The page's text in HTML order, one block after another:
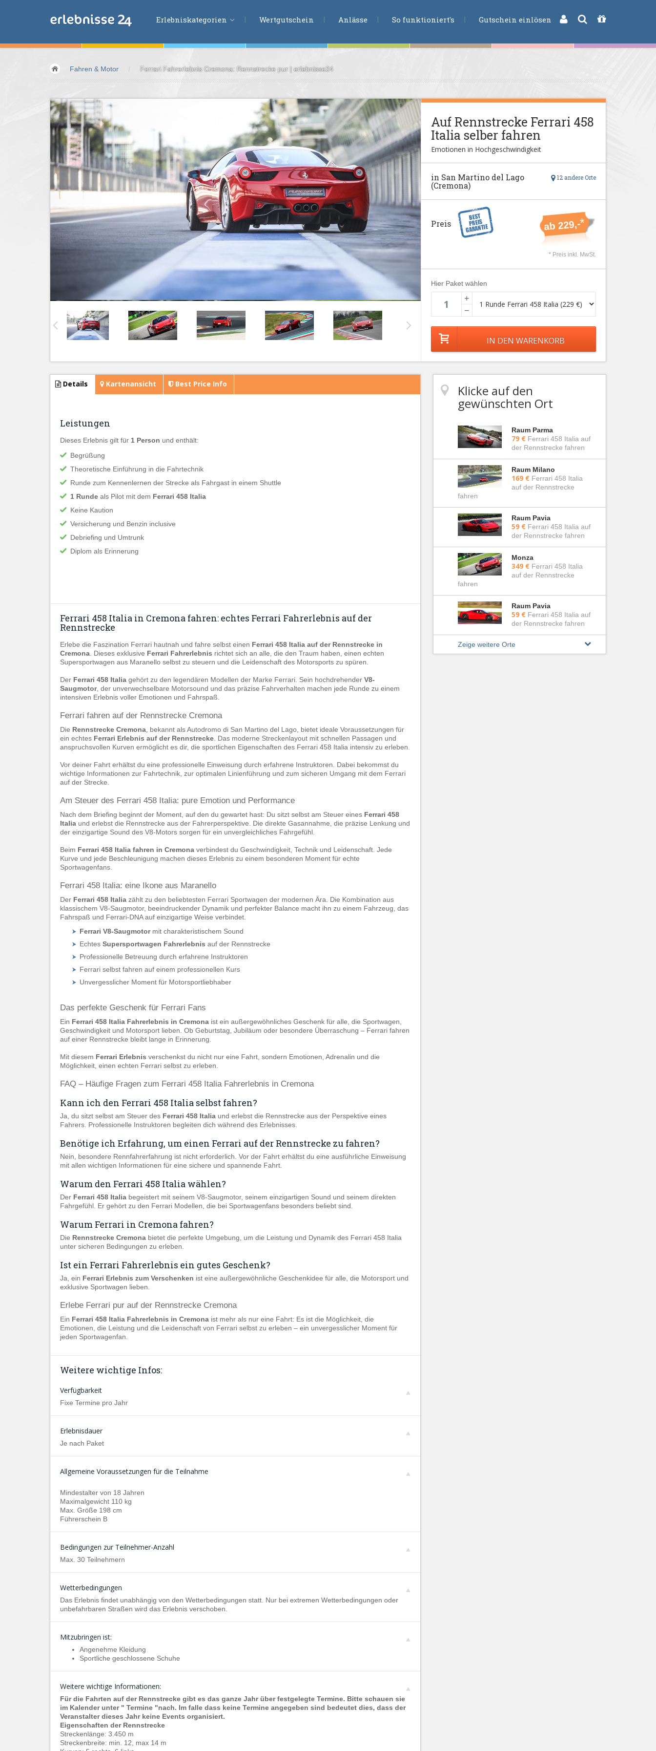
Erlebniskategorien
Fliegen &Gleiten
Wellness &Gesundheit
Wasser &Wind
Lifestyle &Phantasie
Kids &Family
Übernachtungen
Wertgutschein Anlässe So funktioniert's Gutschein einlösen
Fahren & Motor / Ferrari Fahrerlebnis Cremona: Rennstrecke pur | erlebnisse24
Auf Rennstrecke Ferrari 458
Italia selber fahren
Emotionen in Hochgeschwindigkeit
12 andere Orte
in San Martino del Lago
(Cremona)
ab 229,-*
Preis
* Preis inkl. MwSt.
Hier Paket wählen
+
−
Details Kartenansicht Best Price Info
Leistungen
Dieses Erlebnis gilt für 1 Person und enthält:
Begrüßung
Theoretische Einführung in die Fahrtechnik
Runde zum Kennenlernen der Strecke als Fahrgast in einem Shuttle
1 Runde als Pilot mit dem Ferrari 458 Italia
Keine Kaution
Versicherung und Benzin inclusive
Debriefing und Umtrunk
Diplom als Erinnerung
Ferrari 458 Italia in Cremona fahren: echtes Ferrari Fahrerlebnis auf der
Rennstrecke
Erlebe die Faszination Ferrari hautnah und fahre selbst einen Ferrari 458 Italia auf der Rennstrecke in
Cremona . Dieses exklusive Ferrari Fahrerlebnis richtet sich an alle, die den Traum haben, einen echten
Supersportwagen aus Maranello selbst zu steuern und die Leidenschaft des Motorsports zu spüren.
Der Ferrari 458 Italia gehört zu den legendären Modellen der Marke Ferrari. Sein hochdrehender V8-
Saugmotor, der unverwechselbare Motorsound und das präzise Fahrverhalten machen jede Runde zu einem
intensiven Erlebnis voller Emotionen und Fahrspaß.
Ferrari fahren auf der Rennstrecke Cremona
Die Rennstrecke Cremona , bekannt als Autodromo di San Martino del Lago, bietet ideale Voraussetzungen für
ein echtes Ferrari Erlebnis auf der Rennstrecke . Das moderne Streckenlayout mit schnellen Passagen und
anspruchsvollen Kurven ermöglicht es dir, die sportlichen Eigenschaften des Ferrari 458 Italia intensiv zu erleben.
Vor deiner Fahrt erhältst du eine professionelle Einweisung durch erfahrene Instruktoren. Dabei bekommst du
wichtige Informationen zur Fahrtechnik, zur optimalen Linienführung und zum sicheren Umgang mit dem Ferrari
auf der Strecke.
Am Steuer des Ferrari 458 Italia: pure Emotion und Performance
Nach dem Briefing beginnt der Moment, auf den du gewartet hast: Du sitzt selbst am Steuer eines Ferrari 458
Italia und erlebst die Rennstrecke aus der Fahrerperspektive. Die direkte Gasannahme, die präzise Lenkung und
der einzigartige Sound des V8-Motors sorgen für ein unvergleichliches Fahrgefühl.
Beim Ferrari 458 Italia fahren in Cremona verbindest du Geschwindigkeit, Technik und Leidenschaft. Jede
Kurve und jede Beschleunigung machen dieses Erlebnis zu einem besonderen Moment für echte
Sportwagenfans.
Ferrari 458 Italia: eine Ikone aus Maranello
Der Ferrari 458 Italia zählt zu den beliebtesten Ferrari Sportwagen der modernen Ära. Die Kombination aus
klassischem V8-Saugmotor, beeindruckender Dynamik und perfekter Balance macht ihn zu einem Fahrzeug, das
Fahrspaß und Ferrari-DNA auf einzigartige Weise verbindet.
Ferrari V8-Saugmotormit charakteristischem Sound
Echtes Supersportwagen Fahrerlebnis auf der Rennstrecke
Professionelle Betreuung durch erfahrene Instruktoren
Ferrari selbst fahren auf einem professionellen Kurs
Unvergesslicher Moment für Motorsportliebhaber
Das perfekte Geschenk für Ferrari Fans
Ein Ferrari 458 Italia Fahrerlebnis in Cremona ist ein außergewöhnliches Geschenk für alle, die Sportwagen,
Geschwindigkeit und Motorsport lieben. Ob Geburtstag, Jubiläum oder besondere Überraschung – Ferrari fahren
auf einer Rennstrecke bleibt lange in Erinnerung.
Mit diesem Ferrari Erlebnis verschenkst du nicht nur eine Fahrt, sondern Emotionen, Adrenalin und die
Möglichkeit, einen echten Ferrari selbst zu erleben.
FAQ – Häufige Fragen zum Ferrari 458 Italia Fahrerlebnis in Cremona
Kann ich den Ferrari 458 Italia selbst fahren?
Ja, du sitzt selbst am Steuer des Ferrari 458 Italia und erlebst die Rennstrecke aus der Perspektive eines
Fahrers. Professionelle Instruktoren begleiten dich während des Erlebnisses.
Benötige ich Erfahrung, um einen Ferrari auf der Rennstrecke zu fahren?
Nein, besondere Rennfahrerfahrung ist nicht erforderlich. Vor der Fahrt erhältst du eine ausführliche Einweisung
mit allen wichtigen Informationen für eine sichere und spannende Fahrt.
Warum den Ferrari 458 Italia wählen?
Der Ferrari 458 Italia begeistert mit seinem V8-Saugmotor, seinem einzigartigen Sound und seinem direkten
Fahrgefühl. Er gehört zu den Ferrari Modellen, die bei Sportwagenfans besonders beliebt sind.
Warum Ferrari in Cremona fahren?
Die Rennstrecke Cremona bietet die perfekte Umgebung, um die Leistung und Dynamik des Ferrari 458 Italia
unter sicheren Bedingungen zu erleben.
Ist ein Ferrari Fahrerlebnis ein gutes Geschenk?
Ja, ein Ferrari Erlebnis zum Verschenken ist eine außergewöhnliche Geschenkidee für alle, die Motorsport und
exklusive Sportwagen lieben.
Erlebe Ferrari pur auf der Rennstrecke Cremona
Ein Ferrari 458 Italia Fahrerlebnis in Cremona ist mehr als nur eine Fahrt: Es ist die Möglichkeit, die
Emotionen, die Leistung und die Leidenschaft von Ferrari selbst zu erleben – ein unvergesslicher Moment für
jeden Sportwagenfan.
Weitere wichtige Infos:
Verfügbarkeit
Fixe Termine pro Jahr
Erlebnisdauer
Je nach Paket
Allgemeine Voraussetzungen für die Teilnahme
Mindestalter von 18 Jahren
Maximalgewicht 110 kg
Max. Größe 198 cm
Führerschein B
Bedingungen zur Teilnehmer-Anzahl
Max. 30 Teilnehmern
Wetterbedingungen
Das Erlebnis findet unabhängig von den Wetterbedingungen statt. Nur bei extremen Wetterbedingungen oder
unbefahrbaren Straßen wird das Erlebnis verschoben.
Mitzubringen ist:
Angenehme Kleidung
Sportliche geschlossene Schuhe
Weitere wichtige Informationen:
Für die Fahrten auf der Rennstrecke gibt es das ganze Jahr über festgelegte Termine. Bitte schauen sie
im Kalender unter " Termine "nach. Im falle dass keine Termine angegeben sind bedeutet dies, dass der
Veranstalter dieses Jahr keine Events organisiert.
Eigenschaften der Rennstrecke
Streckenlänge: 3.450 m
Streckenbreite: min. 12, max 14 m
Klicke auf den
gewünschten Ort
Raum Parma
79 € Ferrari 458 Italia auf
der Rennstrecke fahren
Raum Milano
169 € Ferrari 458 Italia
auf der Rennstrecke
fahren
Raum Pavia
59 € Ferrari 458 Italia auf
der Rennstrecke fahren
Monza
349 € Ferrari 458 Italia
auf der Rennstrecke
fahren
Raum Pavia
59 € Ferrari 458 Italia auf
der Rennstrecke fahren
Zeige weitere Orte